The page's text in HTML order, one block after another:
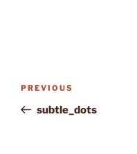
Previous
Post
PREVIOUS
subtle_dots